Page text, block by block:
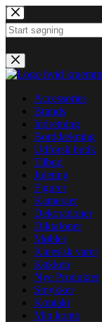
Fortsæt
til
indhold
Ingen
resultater
Accessories
Brands
Indretning
Borddækning
Udforsk butik
Tilbud
Juleting
Figurer
Kameraer
Dekorationer
Diktafoner
Møbler
Kinesisk varer
Køkken
Nye Produkter
Smykker
Kontakt
Min konto